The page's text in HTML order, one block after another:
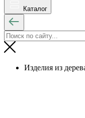
Каталог
Изделия из